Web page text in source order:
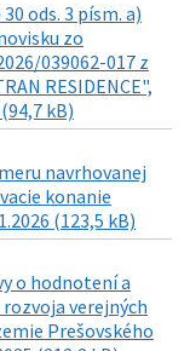
ods. 3 písm. a)
zo
039062-017 z
RESIDENCE",
kB)
navrhovanej
konanie
(123,5 kB)
o hodnotení a
verejných
Prešovského